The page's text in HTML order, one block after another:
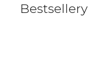
Bestsellery